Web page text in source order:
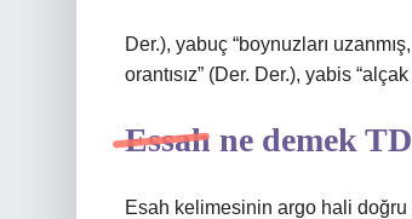
Der.), yabuç “boynuzları
orantısız” (Der. Der.), yabis
Essah ne demek
Esah kelimesinin argo hali doğru